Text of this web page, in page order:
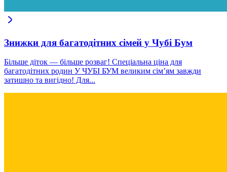
Знижки для багатодітних сімей у Чубі Бум
Більше діток — більше розваг! Спеціальна ціна для
багатодітних родин У ЧУБІ БУМ великим сім’ям завжди
затишно та вигідно! Для...